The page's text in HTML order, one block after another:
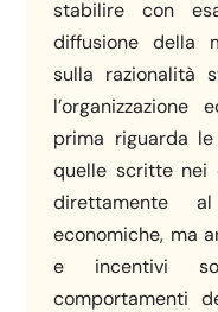
stabilire con
diffusione della
sulla razionalità
prima riguarda
quelle scritte nei
direttamente
economiche, ma
e incentivi
comportamenti